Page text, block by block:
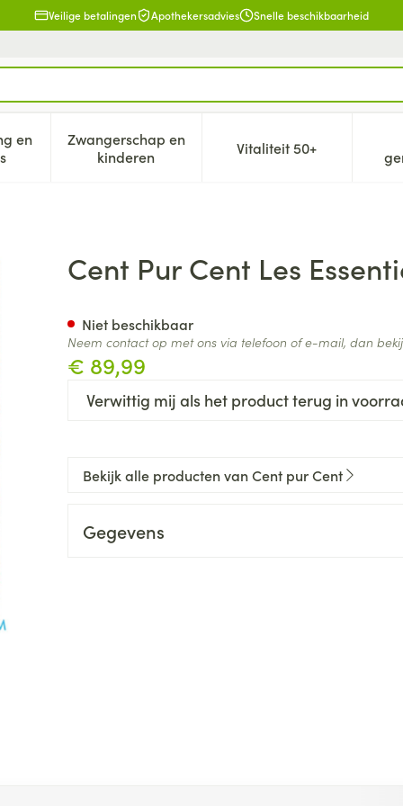
Veilige betalingen Apothekersadvies Snelle beschikbaarheid
verzorging en hygiëne categorie
en
submenu voor Dieet, voeding en vitamines categorie
Zwangerschap en
kinderenToon submenu voor Zwangerschap en
Vitaliteit 50+Toon submenu
Cent Pur Cent Les
€ 89,99
Verwittig mij als het product terug in
Niet beschikbaar
Neem contact op met ons via telefoon of e-mail, dan
Bekijk alle producten van Cent pur Cent
Gegevens